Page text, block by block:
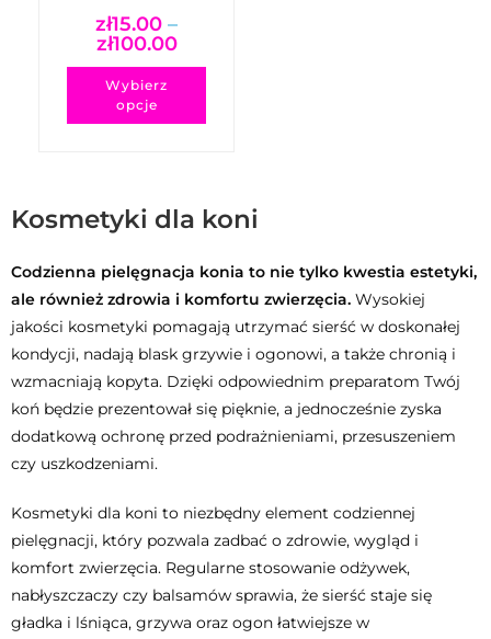
SHAMPOO FOR
HORSES WITH
TEA TREE OIL –
SO SILKY
zł15.00 –
zł100.00
Wybierz
opcje
Kosmetyki dla koni
Codzienna pielęgnacja konia to nie tylko kwestia estetyki,
ale również zdrowia i komfortu zwierzęcia. Wysokiej
jakości kosmetyki pomagają utrzymać sierść w doskonałej
kondycji, nadają blask grzywie i ogonowi, a także chronią i
wzmacniają kopyta. Dzięki odpowiednim preparatom Twój
koń będzie prezentował się pięknie, a jednocześnie zyska
dodatkową ochronę przed podrażnieniami, przesuszeniem
czy uszkodzeniami.
Kosmetyki dla koni to niezbędny element codziennej
pielęgnacji, który pozwala zadbać o zdrowie, wygląd i
komfort zwierzęcia. Regularne stosowanie odżywek,
nabłyszczaczy czy balsamów sprawia, że sierść staje się
gładka i lśniąca, grzywa oraz ogon łatwiejsze w